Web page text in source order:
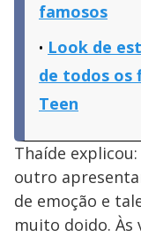
famosos
Look de
de todos os
Teen
Thaíde
outro
de emoção e
muito doido. Às